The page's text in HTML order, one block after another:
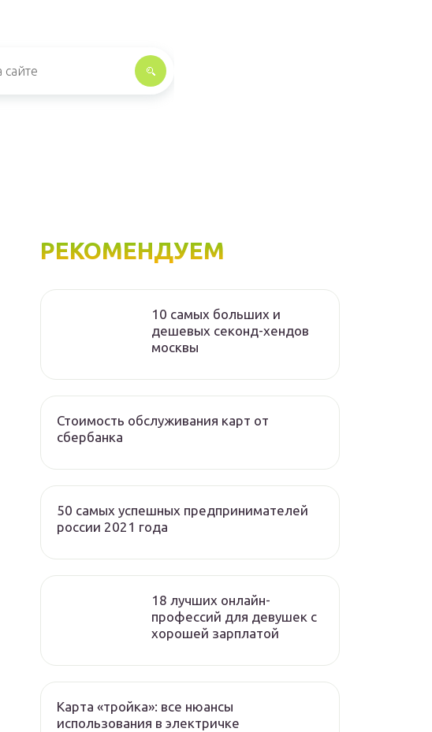
РЕКОМЕНДУЕМ
10 самых больших и
дешевых секонд-хендов
москвы
Стоимость обслуживания карт от
сбербанка
50 самых успешных предпринимателей
россии 2021 года
18 лучших онлайн-
профессий для девушек с
хорошей зарплатой
Карта «тройка»: все нюансы
использования в электричке